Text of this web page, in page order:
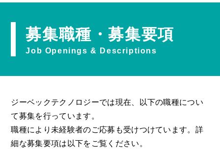
募集職種・募集要項
Job Openings & Descriptions
ジーベックテクノロジーでは現在、以下の職種につい
て募集を行っています。
職種により未経験者のご応募も受けつけています。詳
細な募集要項は以下をご覧ください。